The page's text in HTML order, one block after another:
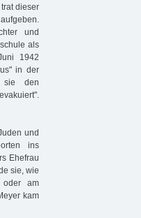
dieser
und
als
1942
in der
sie den
und
ins
Ehefrau
sie, wie
oder am
kam